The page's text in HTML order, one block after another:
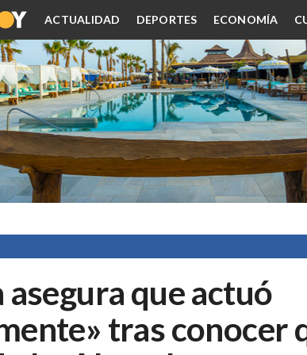
ACTUALIDAD DEPORTES ECONOMÍA
asegura que actuó
tras conocer